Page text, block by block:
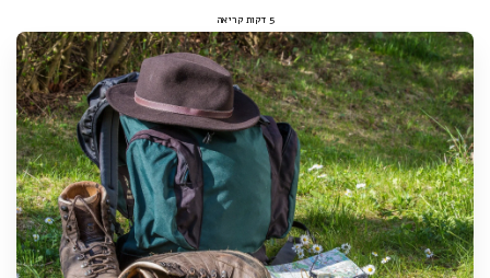
5 דקות קריאה